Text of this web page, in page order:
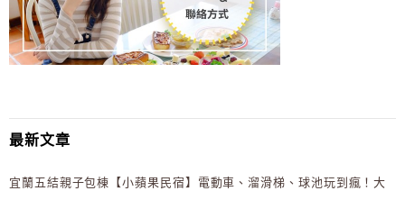
最新文章
宜蘭五結親子包棟【小蘋果民宿】電動車、溜滑梯、球池玩到瘋！大